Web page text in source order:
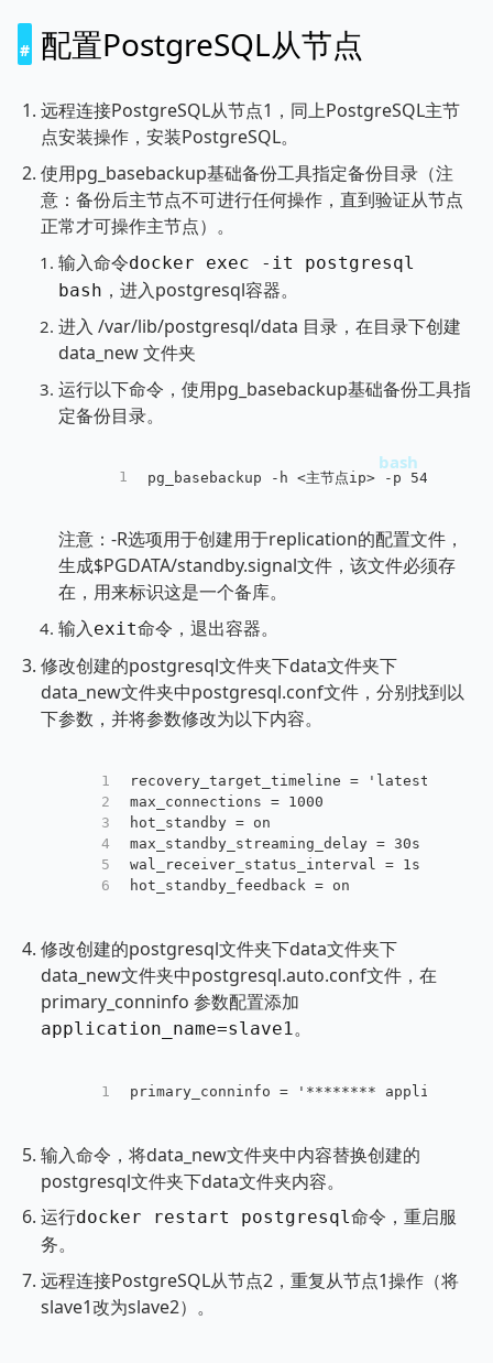
配置PostgreSQL从节点
远程连接PostgreSQL从节点1，同上PostgreSQL主节
点安装操作，安装PostgreSQL。
使用pg_basebackup基础备份工具指定备份目录（注
意：备份后主节点不可进行任何操作，直到验证从节点
正常才可操作主节点）。
输入命令docker exec -it postgresql
bash ，进入postgresql容器。
进入 /var/lib/postgresql/data 目录，在目录下创建
data_new 文件夹
运行以下命令，使用pg_basebackup基础备份工具指
定备份目录。
1 pg_basebackup -h <主节点ip> -p 5432 -U
注意：-R选项用于创建用于replication的配置文件，
生成$PGDATA/standby.signal文件，该文件必须存
在，用来标识这是一个备库。
输入exit命令，退出容器。
修改创建的postgresql文件夹下data文件夹下
data_new文件夹中postgresql.conf文件，分别找到以
下参数，并将参数修改为以下内容。
1
2
3
4
5
6
recovery_target_timeline = 'latest' #流复制同
max_connections = 1000             # 最大连接
hot_standby = on                   # 开启
max_standby_streaming_delay = 30s  # 数据流
wal_receiver_status_interval = 1s  # 从节点向
hot_standby_feedback = on          # 如果有错
修改创建的postgresql文件夹下data文件夹下
data_new文件夹中postgresql.auto.conf文件，在
primary_conninfo 参数配置添加
application_name=slave1 。
1 primary_conninfo = '********
输入命令，将data_new文件夹中内容替换创建的
postgresql文件夹下data文件夹内容。
运行docker restart postgresql命令，重启服
务。
远程连接PostgreSQL从节点2，重复从节点1操作（将
slave1改为slave2）。